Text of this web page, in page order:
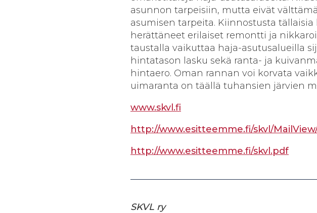
asunnon tarpeisiin, mutta eivät
asumisen tarpeita. Kiinnostusta
herättäneet erilaiset remontti ja
taustalla vaikuttaa haja-asutusalueilla
hintatason lasku sekä ranta- ja
hintaero. Oman rannan voi korvata
uimaranta on täällä tuhansien järvien
www.skvl.fi
http://www.esitteemme.fi/skvl/
http://www.esitteemme.fi/skvl.pdf
SKVL ry